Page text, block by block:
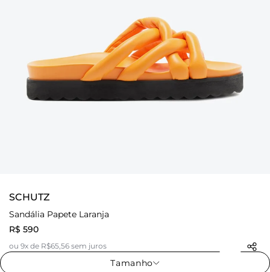
SCHUTZ
Sandália Papete Laranja
R$ 590
ou 9x de R$65,56 sem juros
Tamanho